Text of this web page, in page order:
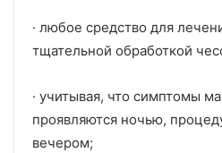
· любое средство для
тщательной обработкой
· учитывая, что симптомы
проявляются ночью,
вечером;